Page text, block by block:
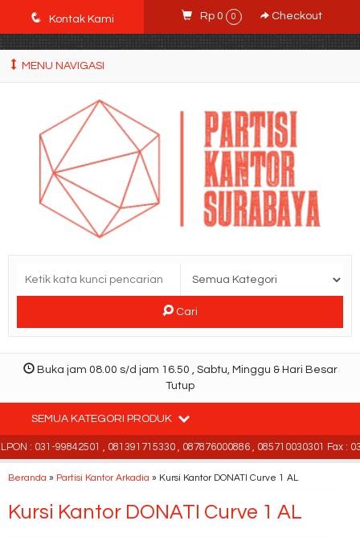
POWgW_CidIRh4HWyBRJVVZyqc0CP9mpkA8eE65rpyX0" />
q Kontak Kami Rp 0 0 Checkout
MENU NAVIGASI
Cari
Buka jam 08.00 s/d jam 16.50 , Sabtu, Minggu & Hari Besar
Tutup
SEMUA KATEGORI PRODUK
: 031-99842501 , 081391715330 , 087876000886 , 085710030301 Fax :
Beranda » Partisi Kantor Arkadia » Kursi Kantor DONATI Curve 1 AL
Kursi Kantor DONATI Curve 1 AL